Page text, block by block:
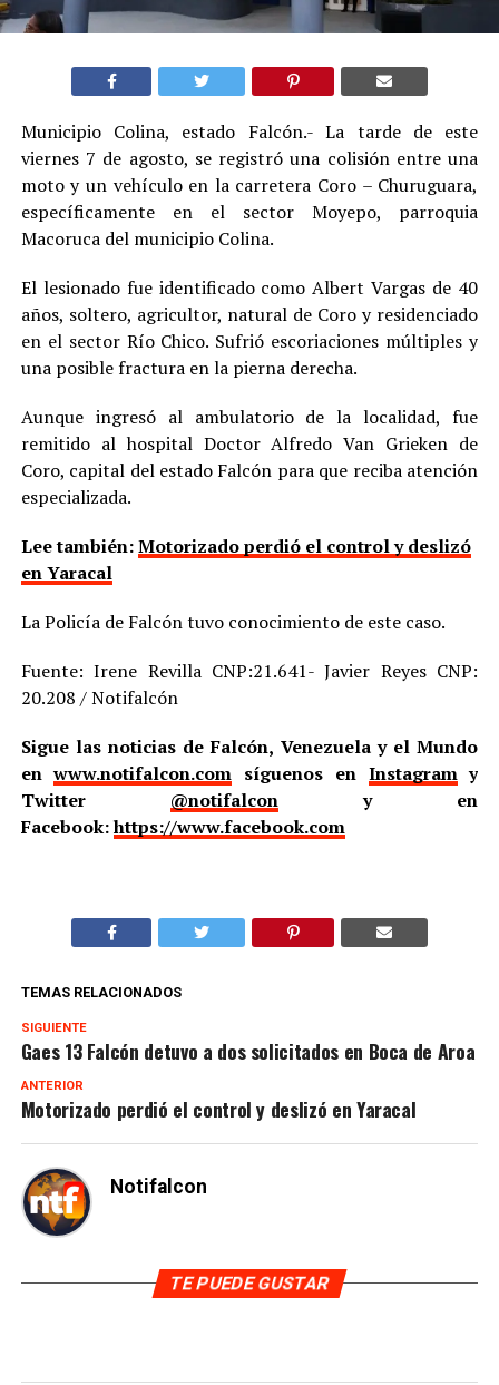
Municipio Colina, estado Falcón.- La tarde de este
viernes 7 de agosto, se registró una colisión entre una
moto y un vehículo en la carretera Coro – Churuguara,
específicamente en el sector Moyepo, parroquia
Macoruca del municipio Colina.
El lesionado fue identificado como Albert Vargas de 40
años, soltero, agricultor, natural de Coro y residenciado
en el sector Río Chico. Sufrió escoriaciones múltiples y
una posible fractura en la pierna derecha.
Aunque ingresó al ambulatorio de la localidad, fue
remitido al hospital Doctor Alfredo Van Grieken de
Coro, capital del estado Falcón para que reciba atención
especializada.
Lee también:Motorizado perdió el control y deslizó
en Yaracal
La Policía de Falcón tuvo conocimiento de este caso.
Fuente: Irene Revilla CNP:21.641- Javier Reyes CNP:
20.208 / Notifalcón
Sigue las noticias de Falcón, Venezuela y el Mundo
enwww.notifalcon.com síguenos en Instagramy
Twitter @notifalcony en
Facebook:https://www.facebook.com
TEMAS RELACIONADOS
SIGUIENTE
Gaes 13 Falcón detuvo a dos solicitados en Boca de Aroa
ANTERIOR
Motorizado perdió el control y deslizó en Yaracal
Notifalcon
TE PUEDE GUSTAR